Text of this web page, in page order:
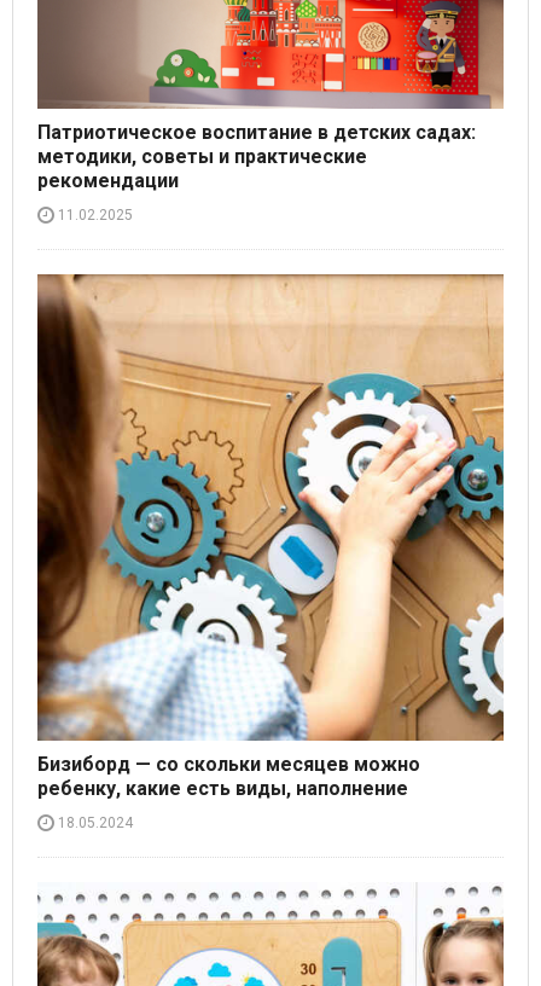
Патриотическое воспитание в детских садах:
методики, советы и практические
рекомендации
11.02.2025
Бизиборд — со скольки месяцев можно
ребенку, какие есть виды, наполнение
18.05.2024